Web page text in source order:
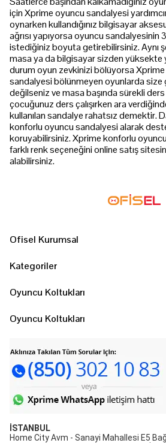
için Xprime oyuncu sandalyesi
oynarken kullandığınız bilgisayar
ağrısı yapıyorsa oyuncu sandalyesinin
istediğiniz boyuta getirebilirsiniz. Aynı
masa ya da bilgisayar sizden yüksekte
durum oyun zevkinizi bölüyorsa
sandalyesi bölünmeyen oyunlarda
değilseniz ve masa başında sürekli ders
çocuğunuz ders çalışırken ara
kullanılan sandalye rahatsız demektir.
konforlu oyuncu sandalyesi alarak
koruyabilirsiniz. Xprime konforlu
farklı renk seçeneğini online satış
alabilirsiniz.
Ofisel Kurumsal
Kategoriler
Oyuncu Koltukları
Oyuncu Koltukları
İSTANBUL
Home City Avm - Sanayi Mahallesi E5